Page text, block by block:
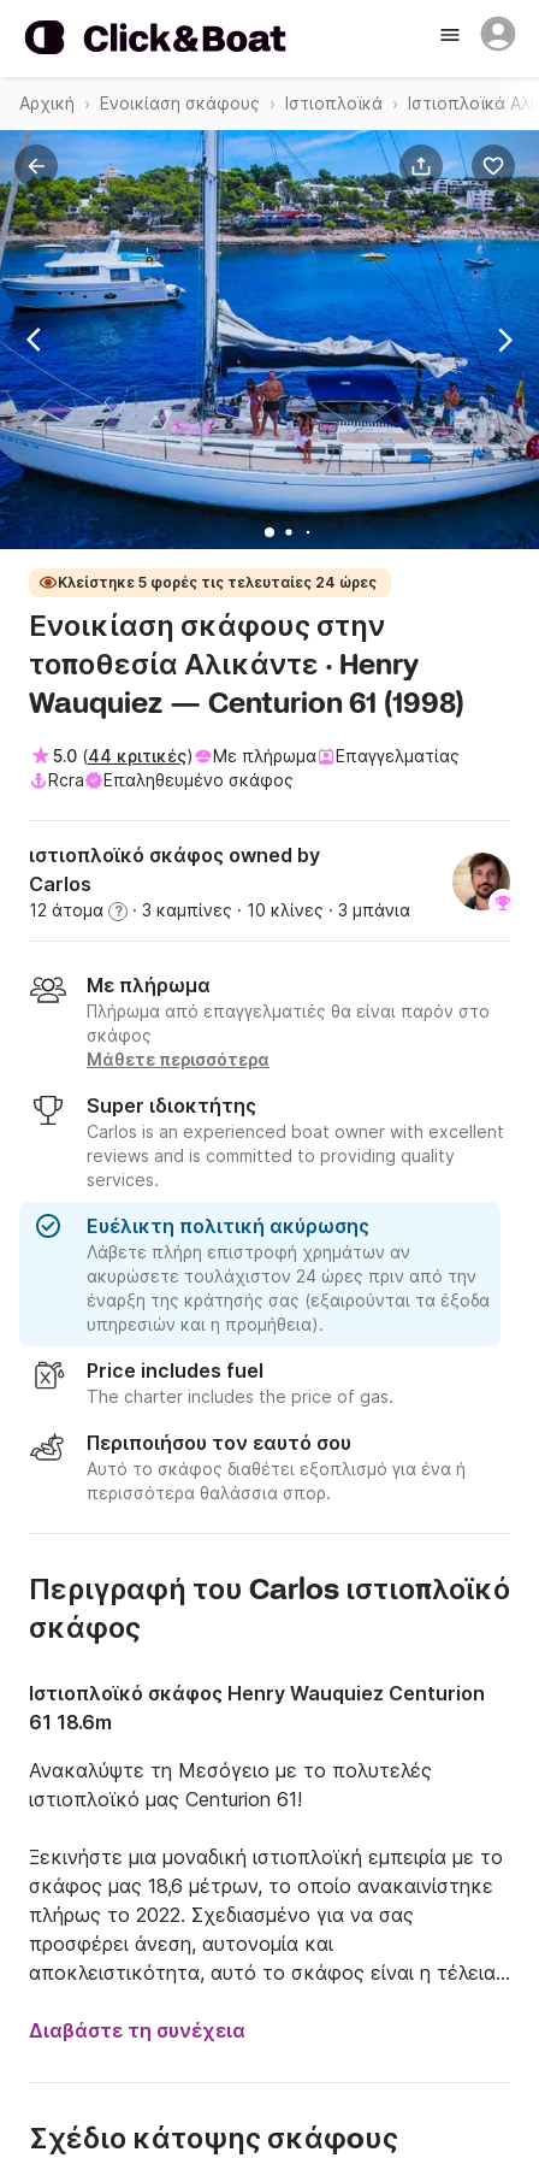
Αρχική Ενοικίαση σκάφους Ιστιοπλοϊκά Ιστιοπλοϊκά
Κλείστηκε 5 φορές τις τελευταίες 24 ώρες
Ενοικίαση σκάφους στην
τοποθεσία Αλικάντε · Henry
Wauquiez — Centurion 61 (1998)
5.0 (44 κριτικές) Με πλήρωμα
Επαγγελματίας
Rcra
Επαληθευμένο σκάφος
ιστιοπλοϊκό σκάφος owned by
Carlos
12 άτομα ? · 3 καμπίνες · 10 κλίνες · 3 μπάνια
Με πλήρωμα
Πλήρωμα από επαγγελματιές θα είναι παρόν στο
σκάφος
Μάθετε περισσότερα
Super ιδιοκτήτης
Carlos is an experienced boat owner with excellent
reviews and is committed to providing quality
services.
Ευέλικτη πολιτική ακύρωσης
Λάβετε πλήρη επιστροφή χρημάτων αν
ακυρώσετε τουλάχιστον 24 ώρες πριν από την
έναρξη της κράτησής σας (εξαιρούνται τα έξοδα
υπηρεσιών και η προμήθεια).
Price includes fuel
The charter includes the price of gas.
Περιποιήσου τον εαυτό σου
Αυτό το σκάφος διαθέτει εξοπλισμό για ένα ή
περισσότερα θαλάσσια σπορ.
Περιγραφή του Carlos ιστιοπλοϊκό
σκάφος
Ιστιοπλοϊκό σκάφος Henry Wauquiez Centurion
61 18.6m
Ανακαλύψτε τη Μεσόγειο με το πολυτελές
ιστιοπλοϊκό μας Centurion 61!
Ξεκινήστε μια μοναδική ιστιοπλοϊκή εμπειρία με το
σκάφος μας 18,6 μέτρων, το οποίο ανακαινίστηκε
πλήρως το 2022. Σχεδιασμένο για να σας
προσφέρει άνεση, αυτονομία και
αποκλειστικότητα, αυτό το σκάφος είναι η τέλεια
Πολυτελείς ευρύχωροι χώροι: 3 διπλές καμπίνες,
κατάστρωμα ηλιοθεραπείας 3x3 μέτρων. Ιδανικό
Διαβάστε τη συνέχεια
Σχέδιο κάτοψης σκάφoυς